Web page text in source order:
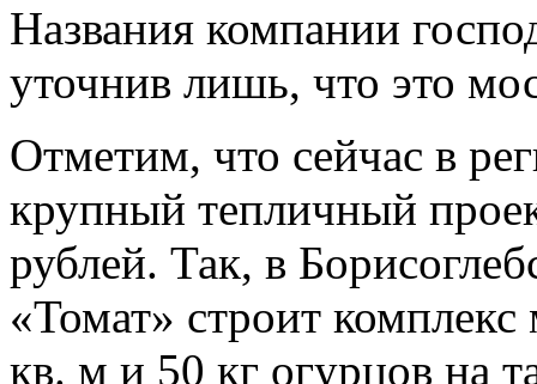
Названия компании
уточнив лишь, что это
Отметим, что сейчас в
крупный тепличный
рублей. Так, в
«Томат» строит
кв. м и 50 кг огурцов на